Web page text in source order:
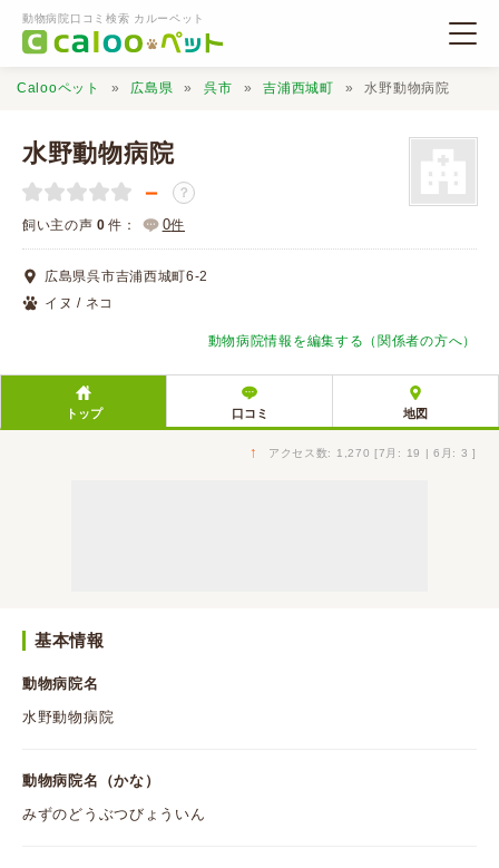
動物病院口コミ検索 カルーペット
動物病院検索
口コミ検索
口コミ投稿
Calooペット 広島県 呉市 吉浦西城町 水野動物病院
水野動物病院
－ ？
飼い主の声 0 件： 0件
広島県呉市吉浦西城町6-2
イヌ / ネコ
動物病院情報を編集する（関係者の方へ）
トップ 口コミ 地図
↑ アクセス数: 1,270 [7月: 19 | 6月: 3 ]
基本情報
動物病院名
水野動物病院
動物病院名（かな）
みずのどうぶつびょういん